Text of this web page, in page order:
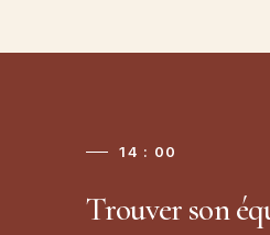
14 : 00
Trouver son